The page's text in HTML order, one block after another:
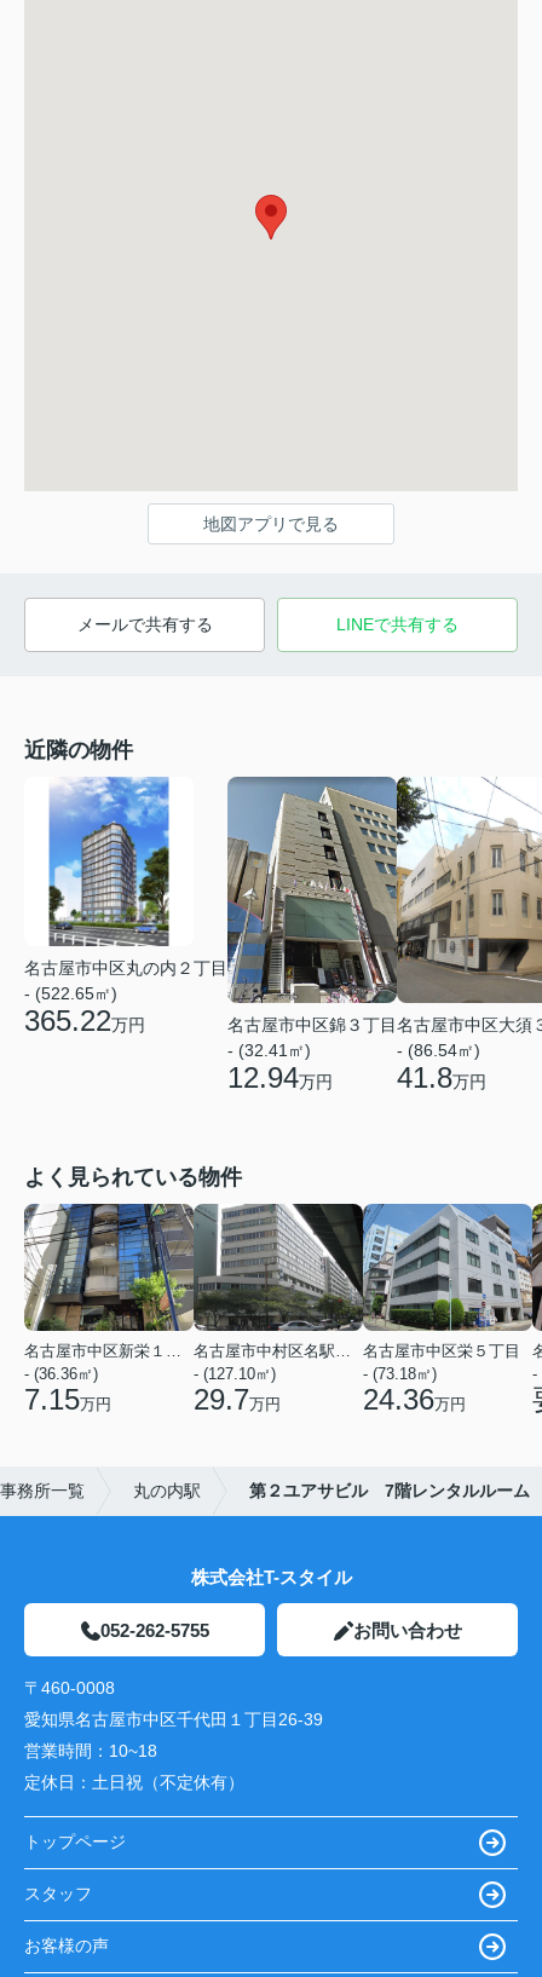
地図アプリで見る
メールで共有する LINEで共有する
近隣の物件
名古屋市中区丸の内２丁目
- (522.65㎡)
365.22万円
名古屋市中区錦３丁目
- (32.41㎡)
12.94万円
名古屋市中区大須
- (86.54㎡)
41.8万円
よく見られている物件
- (36.36㎡)
7.15万円
- (127.10㎡)
29.7万円
名古屋市中区栄５丁目
- (73.18㎡)
24.36万円
-
務所一覧 丸の内駅 第２ユアサビル 7階レンタルルーム
株式会社T-スタイル
052-262-5755 お問い合わせ
〒460-0008
愛知県名古屋市中区千代田１丁目26-39
営業時間： 10~18
定休日： 土日祝（不定休有）
トップページ
スタッフ
お客様の声